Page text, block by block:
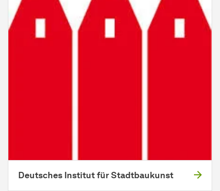
Deutsches Institut für Stadtbaukunst